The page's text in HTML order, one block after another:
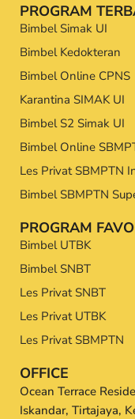
PROGRAM
Bimbel Simak UI
Bimbel Kedokteran
Bimbel Online CPNS
Karantina SIMAK UI
Bimbel S2 Simak UI
Bimbel Online
Les Privat SBMPTN
Bimbel SBMPTN
PROGRAM
Bimbel UTBK
Bimbel SNBT
Les Privat SNBT
Les Privat UTBK
Les Privat SBMPTN
OFFICE
Ocean Terrace
Iskandar, Tirtajaya,